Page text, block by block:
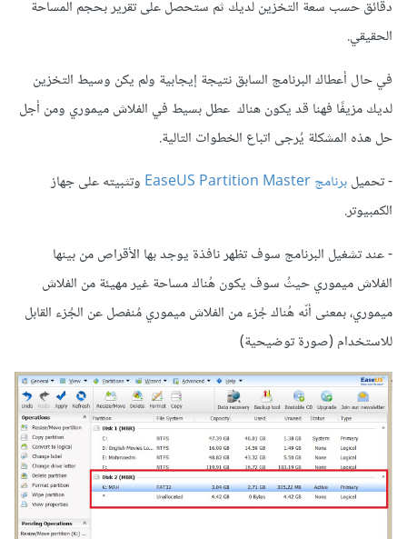
دقائق حسب سعة التخزين لديك ثم ستحصل على تقرير بحجم المساحة
الحقيقي.
في حال أعطاك البرنامج السابق نتيجة إيجابية ولم يكن وسيط التخزين
لديك مزيفًا فهنا قد يكون هناك عطل بسيط في الفلاش ميموري ومن أجل
حل هذه المشكلة يُرجى اتباع الخطوات التالية.
- تحميلبرنامج EaseUS Partition Master
وتثبيته على جهاز
الكمبيوتر.
- عند تشغيل البرنامج سوف تظهر نافذة يوجد بها الأقراص من بينها
الفلاش ميموري حيثُ سوف يكون هُناك مساحة غير مهيئة من الفلاش
ميموري، بمعنى أنّه هُناك جُزء من الفلاش ميموري مُنفصل عن الجُزء القابل
للاستخدام (صورة توضيحية)